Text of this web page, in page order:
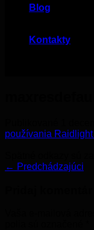
Blog
Kontakty
používania
← Predchádzajúci